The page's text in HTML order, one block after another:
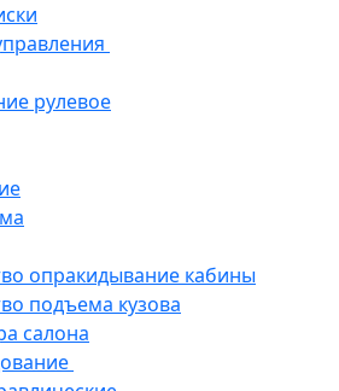
рулевое
опракидывание кабины
подъема кузова
салона